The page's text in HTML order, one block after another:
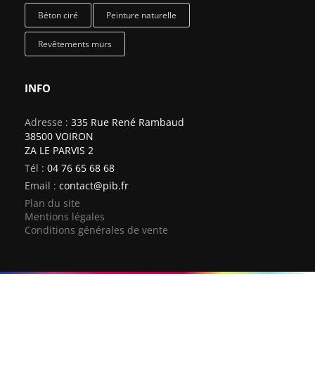
Béton ciré Peinture naturelle
Revêtements murs
INFO
Adresse : 335 Rue René Rambaud
38500 VOIRON
ZA LE PARVIS 2
Tél : 04 76 65 68 68
Email : contact@pib.fr
Plan du site
Mentions légales
Conditions générales de vente